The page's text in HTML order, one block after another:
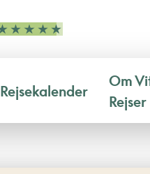
Rejsekalender
Om
Rejser